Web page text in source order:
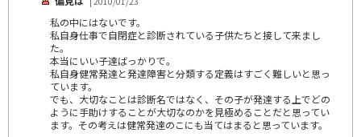
私の中にはないです。
私自身仕事で自閉症と診断されている子供たちと接して来まし
た。
本当にいい子達ばっかりで。
私自身健常発達と発達障害と分類する定義はすごく難しいと思っ
ています。
でも、大切なことは診断名ではなく、その子が発達する上でどの
ように手助けすることが大切なのかを見極めることだと思ってい
ます。その考えは健常発達のこにも当てはまると思っています。